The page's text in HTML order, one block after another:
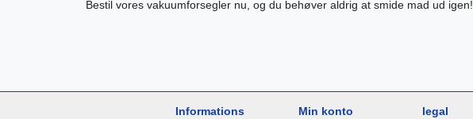
Bestil vores vakuumforsegler nu, og du behøver aldrig at smide mad ud igen!
Informations Min konto legal